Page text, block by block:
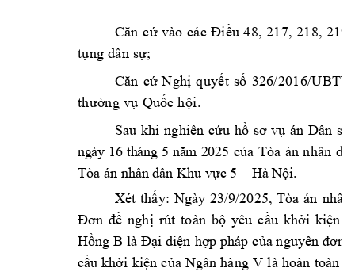
Căn cứ vào các Điều 48, 217, 21 8, 219
tụng dân sự;
Căn cứ Nghị quyết số 326/2016/UBT
thường vụ Quốc hội.
Sau khi nghiên cứu hồ sơ vụ án Dân s
ngày 16 tháng 5 năm 2025 của Tòa án nhân
Tòa án nhân dân Khu vực 5 – Hà Nội.
Xét thấy: Ngày 23/9/2025, Tòa án nhâ
Đơn đề nghị rút toàn bộ yêu cầu khởi kiện
Hồng B là Đại diện hợp pháp của nguyên đơn l
cầu khởi kiện của Ngân hàng V là hoàn toàn